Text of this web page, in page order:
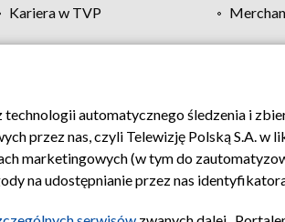
Kariera w TVP
Moje zgody Pomoc Biuro
automatycznego śledzenia i
przez nas, czyli Telewizję Polską S.A. w
marketingowych (w tym do
na udostępnianie przez nas